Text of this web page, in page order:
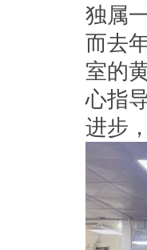
独属
而去
室的
心指
进步